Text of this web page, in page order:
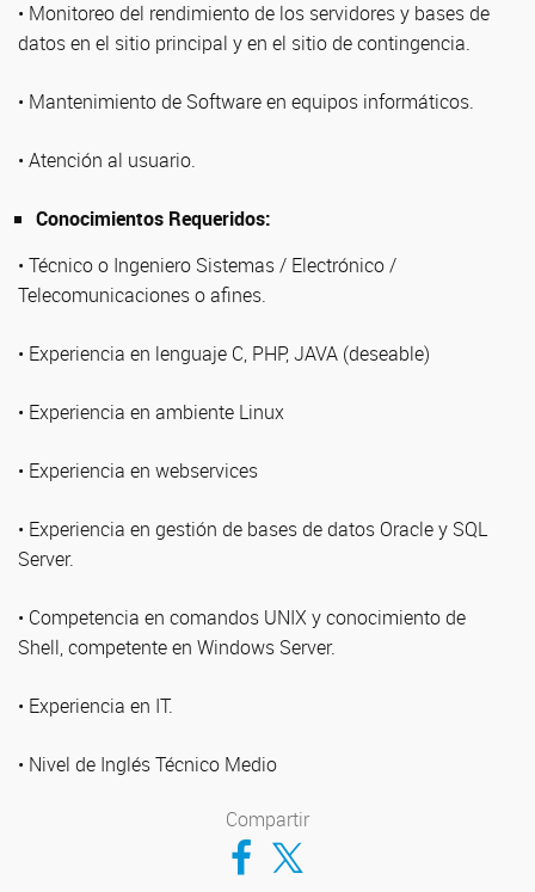
• Monitoreo del rendimiento de los servidores y bases de
datos en el sitio principal y en el sitio de contingencia.
• Mantenimiento de Software en equipos informáticos.
• Atención al usuario.
Conocimientos Requeridos:
• Técnico o Ingeniero Sistemas / Electrónico /
Telecomunicaciones o afines.
• Experiencia en lenguaje C, PHP, JAVA (deseable)
• Experiencia en ambiente Linux
• Experiencia en webservices
• Experiencia en gestión de bases de datos Oracle y SQL
Server.
• Competencia en comandos UNIX y conocimiento de
Shell, competente en Windows Server.
• Experiencia en IT.
• Nivel de Inglés Técnico Medio
Compartir
Compartir en Facebook
Compartir en Twitter